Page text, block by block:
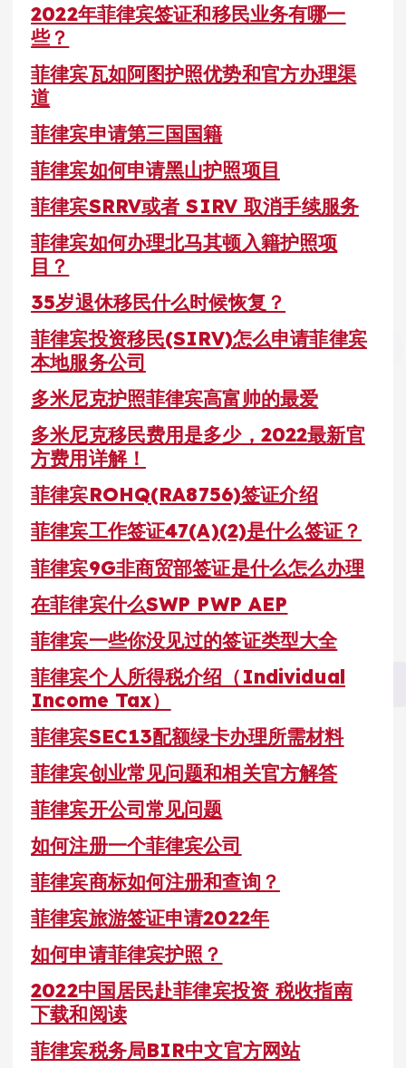
2022年菲律宾签证和移民业务有哪一
些？
菲律宾瓦如阿图护照优势和官方办理渠
道
菲律宾申请第三国国籍
菲律宾如何申请黑山护照项目
菲律宾SRRV或者 SIRV 取消手续服务
菲律宾如何办理北马其顿入籍护照项
目？
35岁退休移民什么时候恢复？
菲律宾投资移民(SIRV)怎么申请菲律宾
本地服务公司
多米尼克护照菲律宾高富帅的最爱
多米尼克移民费用是多少，2022最新官
方费用详解！
菲律宾ROHQ(RA8756)签证介绍
菲律宾工作签证47(A)(2)是什么签证？
菲律宾9G非商贸部签证是什么怎么办理
在菲律宾什么SWP PWP AEP
菲律宾一些你没见过的签证类型大全
菲律宾个人所得税介绍（Individual
Income Tax）
菲律宾SEC13配额绿卡办理所需材料
菲律宾创业常见问题和相关官方解答
菲律宾开公司常见问题
如何注册一个菲律宾公司
菲律宾商标如何注册和查询？
菲律宾旅游签证申请2022年
如何申请菲律宾护照？
2022中国居民赴菲律宾投资 税收指南
下载和阅读
菲律宾税务局BIR中文官方网站